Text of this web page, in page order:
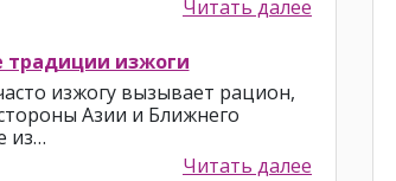
Читать далее
традиции изжоги
изжогу вызывает рацион,
Азии и Ближнего
из…
Читать далее